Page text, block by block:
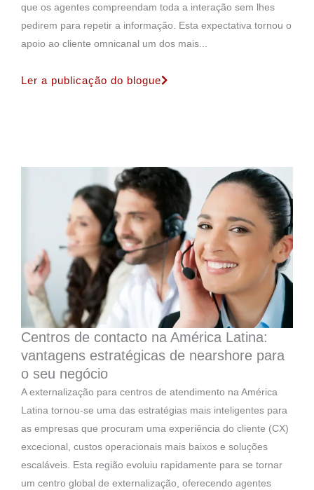
que os agentes compreendam toda a interação sem lhes
pedirem para repetir a informação. Esta expectativa tornou o
apoio ao cliente omnicanal um dos mais...
Ler a publicação do blogue
Centros de contacto na América Latina:
vantagens estratégicas de nearshore para
o seu negócio
A externalização para centros de atendimento na América
Latina tornou-se uma das estratégias mais inteligentes para
as empresas que procuram uma experiência do cliente (CX)
excecional, custos operacionais mais baixos e soluções
escaláveis. Esta região evoluiu rapidamente para se tornar
um centro global de externalização, oferecendo agentes